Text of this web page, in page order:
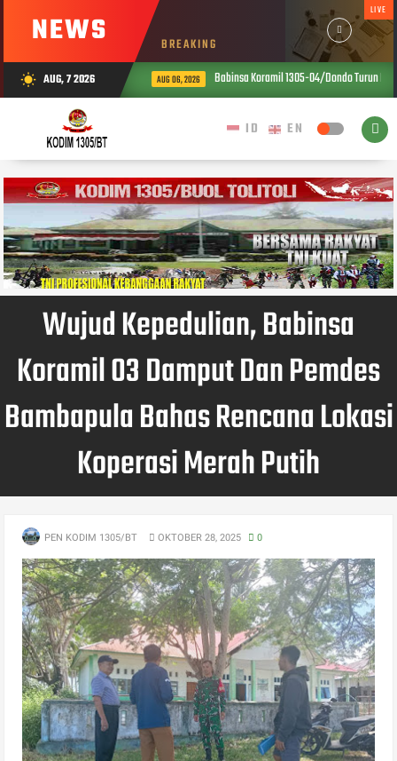
NEWS BREAKING
LIVE
wb_sunny AUG, 7 2026 AUG 06, 2026 Babinsa Koramil 1305-04/Dondo Turun
Wujud Kepedulian, Babinsa
Koramil 03 Damput Dan Pemdes
Bambapula Bahas Rencana Lokasi
Koperasi Merah Putih
PEN KODIM 1305/BT OKTOBER 28, 2025 0